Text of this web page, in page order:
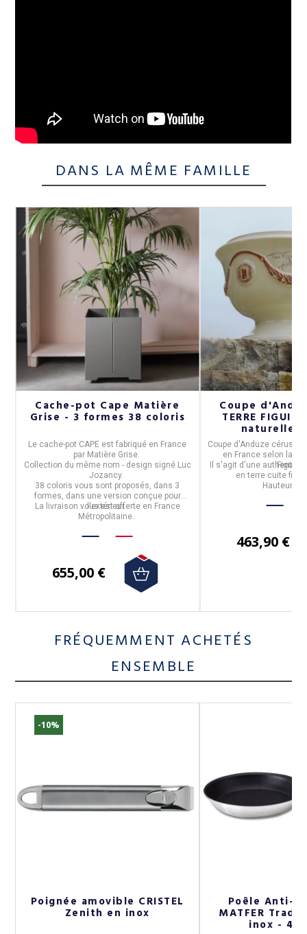
DANS LA MÊME FAMILLE
Cache-pot Cape Matière
Grise - 3 formes 38 coloris
Le cache-pot CAPE est fabriqué en France
parMatière Grise.
Collection du même nom - design signé Luc
Jozancy.
38 coloris vous sont proposés, dans 3
formes, dans une version conçue pour
l'extérieur.
La livraison vous est offerte en France
Métropolitaine.
655,00 €
Coupe
TERRE
naturelle
Coupe d'Anduzecérusée
en Franceselon la
Figuière
Il s'agit d'une
en terre cuite
Hauteur :
463,90 €
FRÉQUEMMENT ACHETÉS
ENSEMBLE
-10%
Poignée amovible CRISTEL
Zenith en inox
Poêle Anti-
MATFER
inox - 4